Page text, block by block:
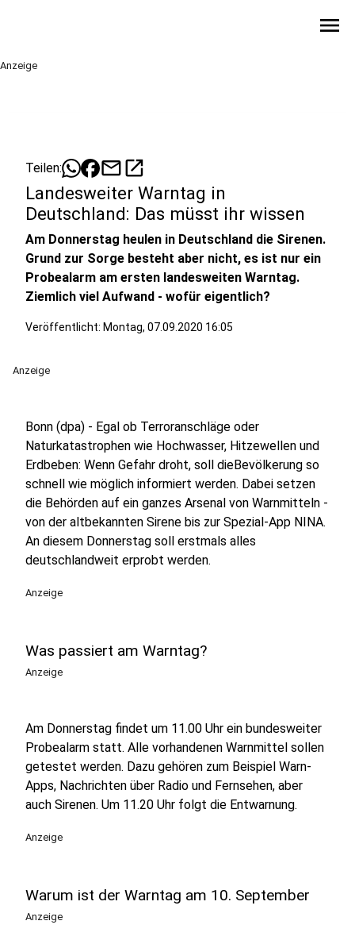
menu
Anzeige
Teilen: mailopen_in_new
Landesweiter Warntag in
Deutschland: Das müsst ihr wissen
Am Donnerstag heulen in Deutschland die Sirenen.
Grund zur Sorge besteht aber nicht, es ist nur ein
Probealarm am ersten landesweiten Warntag.
Ziemlich viel Aufwand - wofür eigentlich?
Veröffentlicht: Montag, 07.09.2020 16:05
Anzeige
Bonn (dpa) - Egal ob Terroranschläge oder
Naturkatastrophen wie Hochwasser, Hitzewellen und
Erdbeben: Wenn Gefahr droht, soll dieBevölkerung so
schnell wie möglich informiert werden. Dabei setzen
die Behörden auf ein ganzes Arsenal von Warnmitteln -
von der altbekannten Sirene bis zur Spezial-App NINA.
An diesem Donnerstag soll erstmals alles
deutschlandweit erprobt werden.
Anzeige
Was passiert am Warntag?
Anzeige
Am Donnerstag findet um 11.00 Uhr ein bundesweiter
Probealarm statt. Alle vorhandenen Warnmittel sollen
getestet werden. Dazu gehören zum Beispiel Warn-
Apps, Nachrichten über Radio und Fernsehen, aber
auch Sirenen. Um 11.20 Uhr folgt die Entwarnung.
Anzeige
Warum ist der Warntag am 10. September
Anzeige